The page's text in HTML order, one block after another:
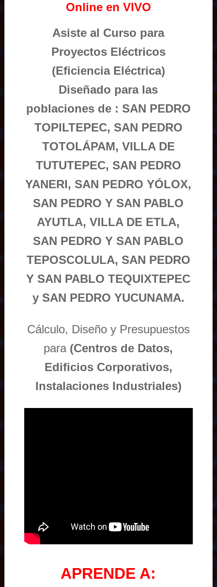
Online en VIVO
Asiste al Curso para
Proyectos Eléctricos
(Eficiencia Eléctrica)
Diseñado para las
poblaciones de : SAN PEDRO
TOPILTEPEC, SAN PEDRO
TOTOLÁPAM, VILLA DE
TUTUTEPEC, SAN PEDRO
YANERI, SAN PEDRO YÓLOX,
SAN PEDRO Y SAN PABLO
AYUTLA, VILLA DE ETLA,
SAN PEDRO Y SAN PABLO
TEPOSCOLULA, SAN PEDRO
Y SAN PABLO TEQUIXTEPEC
y SAN PEDRO YUCUNAMA.
Cálculo, Diseño y Presupuestos
para (Centros de Datos,
Edificios Corporativos,
Instalaciones Industriales)
APRENDE A: